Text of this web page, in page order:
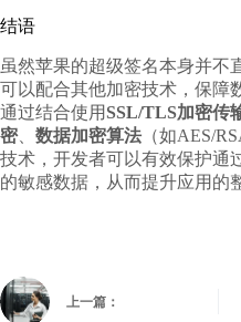
结语
虽然苹果的超级签名本身并不
可以配合其他加密技术，保障
通过结合使用 SSL/TLS加密传
密、 数据加密算法 （如AES/
技术，开发者可以有效保护通
的敏感数据，从而提升应用的
上一篇：